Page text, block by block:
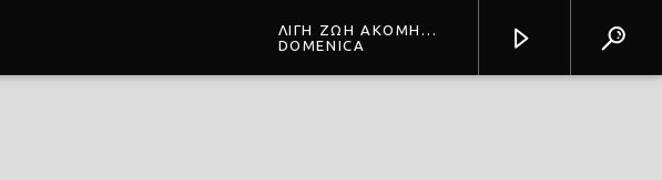
ΛΙΓΗ ΖΩΗ ΑΚΟΜΗ
(sunshine REMIX)
DOMENICA